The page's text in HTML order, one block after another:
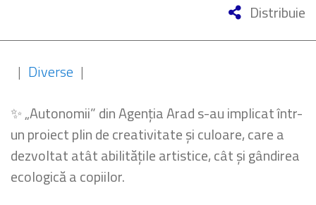
Distribuie
| Diverse |
✨ „Autonomii” din Agenția Arad s-au implicat într-
un proiect plin de creativitate și culoare, care a
dezvoltat atât abilitățile artistice, cât și gândirea
ecologică a copiilor.